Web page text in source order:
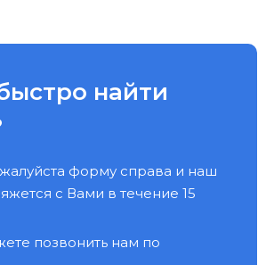
найти
форму справа и наш
с Вами в течение 15
позвонить нам по